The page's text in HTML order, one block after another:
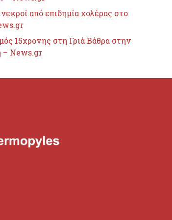
από επιδημία χολέρας στο
15χρονης στη Γριά Βάθρα στην
– News.gr